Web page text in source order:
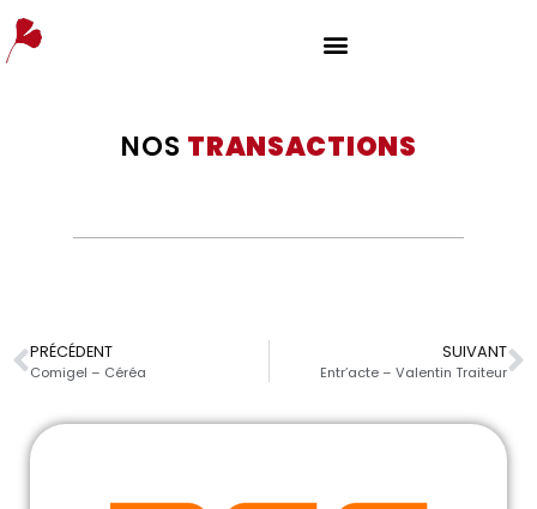
NOS TRANSACTIONS
PRÉCÉDENT
Comigel – Céréa
SUIVANT
Entr’acte – Valentin Traiteur